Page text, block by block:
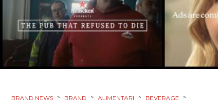
BRAND NEWS > BRAND > ALIMENTARI > BEVERAGE >